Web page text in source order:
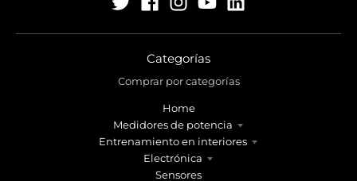
Categorías
Comprar por categorías
Home
Medidores de potencia
Entrenamiento en interiores
Electrónica
Sensores